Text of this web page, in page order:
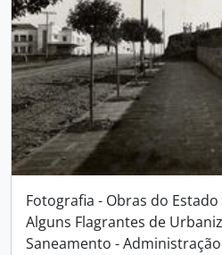
Fotografia - Obras do Estado
Alguns Flagrantes de
Saneamento -